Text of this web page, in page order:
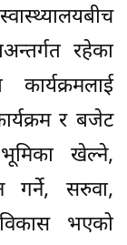
रहेका
र बजेट
खेल्ने,
गर्ने, सरुवा,
भएको